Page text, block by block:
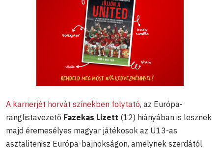
A karrierjét horvát színekben folytató, az Európa-
ranglistavezető Fazekas Lizett (12) hiányában is lesznek
majd éremesélyes magyar játékosok az U13-as
asztalitenisz Európa-bajnokságon, amelynek szerdától